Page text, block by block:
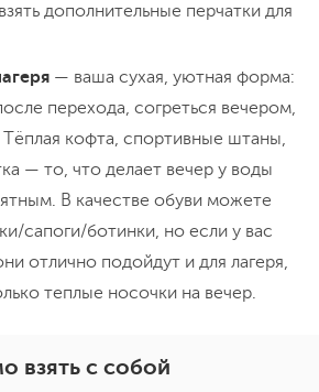
— это мир маленьких
— одни скалистые, другие
с небольшими бухтами и
каменными берегами.
выглядят так, будто
художником: кривые сосны,
гранитная гладь, чайка на
валуне. Каждый остров будто
здесь — на день, на лето,
рядом, можно даже
кадры здесь получаются
Обед — на одном
берегов, где повар снова
та самаястоянка. Мы выбираем
тщательно — самую
самую уютную, чтобы провести
последний походный вечер.
шутками,
дополнительные перчатки для
— ваша сухая, уютная форма:
перехода, согреться вечером,
Тёплая кофта, спортивные штаны,
— то, что делает вечер у воды
В качестве обуви можете
сапоги/ботинки, но если у вас
отлично подойдут и для лагеря,
теплые носочки на вечер.
взять с собой